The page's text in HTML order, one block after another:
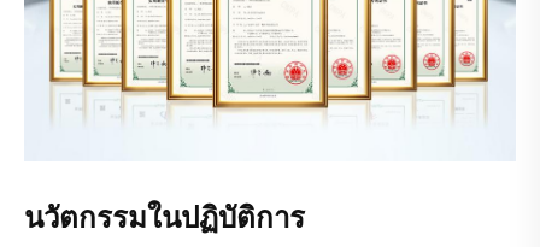
นวัตกรรมในปฏิบัติการ